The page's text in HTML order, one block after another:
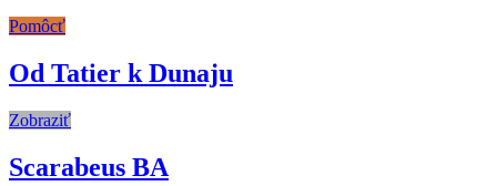
Pomôcť
Od Tatier k Dunaju
Zobraziť
Scarabeus BA